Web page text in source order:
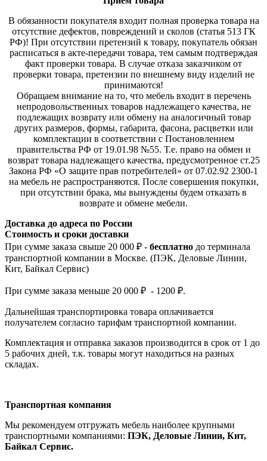
В обязанности покупателя входит полная проверка товара на
отсутствие дефектов, повреждений и сколов (статья 513 ГК
РФ)! При отсутствии претензий к товару, покупатель обязан
расписаться в акте-передачи товара, тем самым подтверждая
факт проверки товара. В случае отказа заказчиком от
проверки товара, претензии по внешнему виду изделий не
принимаются!
Обращаем внимание на то, что мебель входит в перечень
непродовольственных товаров надлежащего качества, не
подлежащих возврату или обмену на аналогичный товар
других размеров, формы, габарита, фасона, расцветки или
комплектации в соответствии с Постановлением
правительства РФ от 19.01.98 №55. Т.е. право на обмен и
возврат товара надлежащего качества, предусмотренное ст.25
Закона РФ «О защите прав потребителей» от 07.02.92 2300-1
на мебель не распространяются. После совершения покупки,
при отсутствии брака, мы вынуждены будем отказать в
возврате и обмене мебели.
Доставка до адреса по России
Стоимость и сроки доставки
При сумме заказа свыше 20 000 ₽ - бесплатно до терминала
транспортной компании в Москве. (ПЭК, Деловые Линии,
Кит, Байкал Сервис)
При сумме заказа меньше 20 000 ₽ - 1200 ₽.
Дальнейшая транспортировка товара оплачивается
получателем согласно тарифам транспортной компании.
Комплектация и отправка заказов производится в срок от 1 до
5 рабочих дней, т.к. товары могут находиться на разных
складах.
Транспортная компания
Мы рекомендуем отгружать мебель наиболее крупными
транспортными компаниями: ПЭК, Деловые Линии, Кит,
Байкал Сервис.